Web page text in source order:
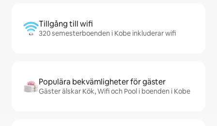
Tillgång till wifi
320 semesterboenden i Kobe inkluderar wifi
Populära bekvämligheter för gäster
Gäster älskar Kök, Wifi och Pool i boenden i Kobe